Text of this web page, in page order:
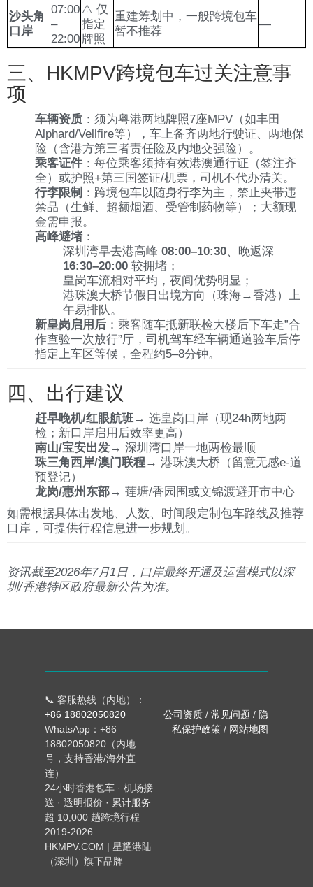
沙头角
口岸
07:00
–
22:00
⚠️ 仅
指定
牌照
重建筹划中，一般跨境包车
暂不推荐
—
三、HKMPV跨境包车过关注意事
项
车辆资质 ：须为粤港两地牌照7座MPV（如丰田
Alphard/Vellfire等），车上备齐两地行驶证、两地保
险（含港方第三者责任险及内地交强险）。
乘客证件 ：每位乘客须持有效港澳通行证（签注齐
全）或护照+第三国签证/机票，司机不代办清关。
行李限制 ：跨境包车以随身行李为主，禁止夹带违
禁品（生鲜、超额烟酒、受管制药物等）；大额现
金需申报。
高峰避堵 ：
深圳湾早去港高峰 08:00–10:30、晚返深
16:30–20:00 较拥堵；
皇岗车流相对平均，夜间优势明显；
港珠澳大桥节假日出境方向（珠海→香港）上
午易排队。
新皇岗启用后 ：乘客随车抵新联检大楼后下车走”合
作查验一次放行”厅，司机驾车经车辆通道验车后停
指定上车区等候，全程约5–8分钟。
四、出行建议
赶早晚机/红眼航班→ 选皇岗口岸（现24h两地两
检；新口岸启用后效率更高）
南山/宝安出发→ 深圳湾口岸一地两检最顺
珠三角西岸/澳门联程→ 港珠澳大桥（留意无感e-道
预登记）
龙岗/惠州东部→ 莲塘/香园围或文锦渡避开市中心
如需根据具体出发地、人数、时间段定制包车路线及推荐
口岸，可提供行程信息进一步规划。
资讯截至2026年7月1日，口岸最终开通及运营模式以深
圳/香港特区政府最新公告为准。
📞 客服热线（内地）：
+86 18802050820
WhatsApp：+86
18802050820（内地
号，支持香港/海外直
连）
24小时香港包车 · 机场接
送 · 透明报价 · 累计服务
超 10,000 趟跨境行程
2019-2026
HKMPV.COM | 星耀港陆
（深圳）旗下品牌
公司资质 / 常见问题 / 隐
私保护政策 / 网站地图